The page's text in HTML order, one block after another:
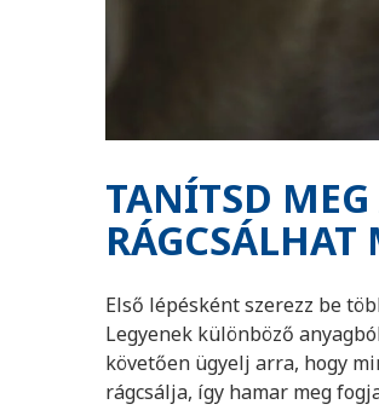
TANÍTSD
RÁGCSÁLHAT
Első lépésként szerezz be
Legyenek különböző
követően ügyelj arra, hogy
rágcsálja, így hamar meg